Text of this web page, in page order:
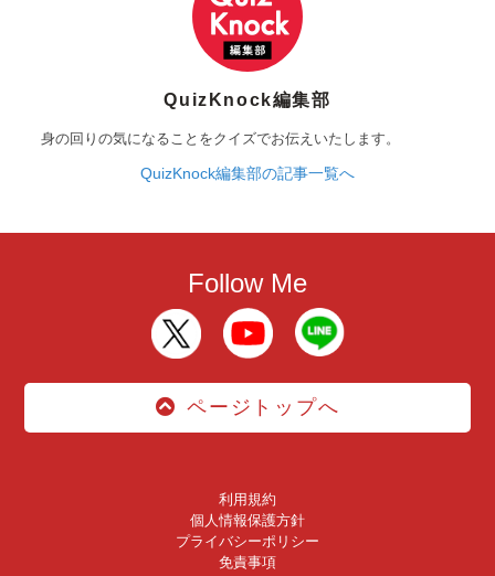
QuizKnock編集部
身の回りの気になることをクイズでお伝えいたします。
QuizKnock編集部の記事一覧へ
Follow Me
ページトップへ
利用規約
個人情報保護方針
プライバシーポリシー
免責事項